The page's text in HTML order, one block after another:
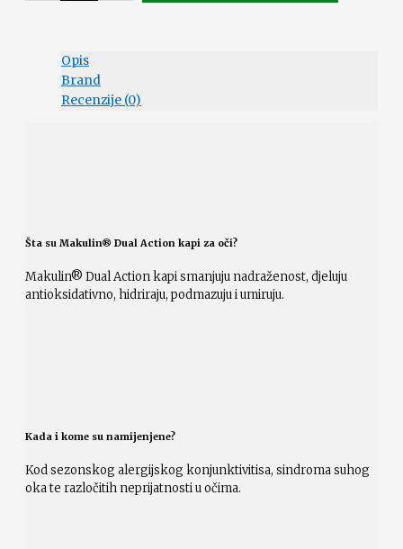
Opis
Brand
Recenzije (0)
Šta su Makulin® Dual Action kapi za oči?
Makulin® Dual Action kapi smanjuju nadraženost, djeluju
antioksidativno, hidriraju, podmazuju i umiruju.
Kada i kome su namijenjene?
Kod sezonskog alergijskog konjunktivitisa, sindroma suhog
oka te razločitih neprijatnosti u očima.